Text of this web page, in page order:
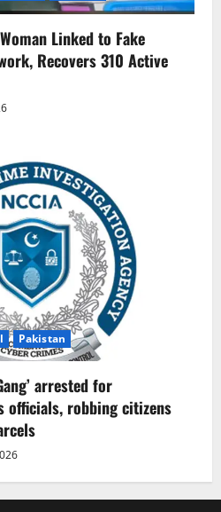
Linked to Fake
Recovers 310 Active
Pakistan
arrested for
officials, robbing citizens